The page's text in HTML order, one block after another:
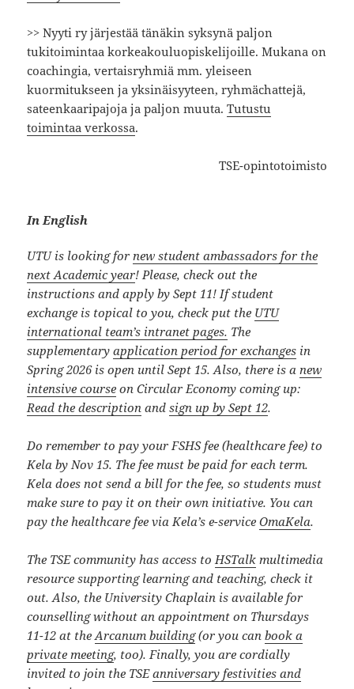
>> Nyyti ry järjestää tänäkin syksynä paljon
tukitoimintaa korkeakouluopiskelijoille. Mukana on
coachingia, vertaisryhmiä mm. yleiseen
kuormitukseen ja yksinäisyyteen, ryhmächattejä,
sateenkaaripajoja ja paljon muuta.Tutustu
toimintaa verkossa.
TSE-opintotoimisto
In English
UTU is looking for new student ambassadors for the
next Academic year! Please, check out the
instructions and apply by Sept 11! If student
exchange is topical to you, check put the UTU
international team’s intranet pages. The
supplementaryapplication period for exchanges in
Spring 2026 is open until Sept 15. Also, there is a new
intensive course on Circular Economy coming up:
Read the description andsign up by Sept 12.
Do remember to pay your FSHS fee (healthcare fee) to
Kela by Nov 15. The fee must be paid for each term.
Kela does not send a bill for the fee, so students must
make sure to pay it on their own initiative. You can
pay the healthcare fee via Kela’s e-serviceOmaKela.
The TSE community has access to HSTalk multimedia
resource supporting learning and teaching, check it
out. Also, the University Chaplain is available for
counselling without an appointment on Thursdays
11-12 at theArcanum building(or you canbook a
private meeting, too). Finally, you are cordially
invited to join the TSEanniversary festivities and